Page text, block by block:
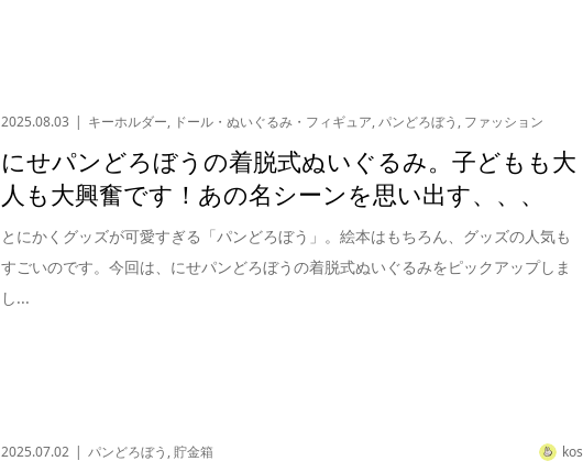
2025.08.03 キーホルダー, ドール・ぬいぐるみ・フィギュア,パンどろぼう, ファッション
にせパンどろぼうの着脱式ぬいぐるみ。子どもも大
人も大興奮です！あの名シーンを思い出す、、、
とにかくグッズが可愛すぎる「パンどろぼう」。絵本はもちろん、グッズの人気も
すごいのです。今回は、にせパンどろぼうの着脱式ぬいぐるみをピックアップしま
し...
2025.07.02 パンどろぼう ,貯金箱 kos